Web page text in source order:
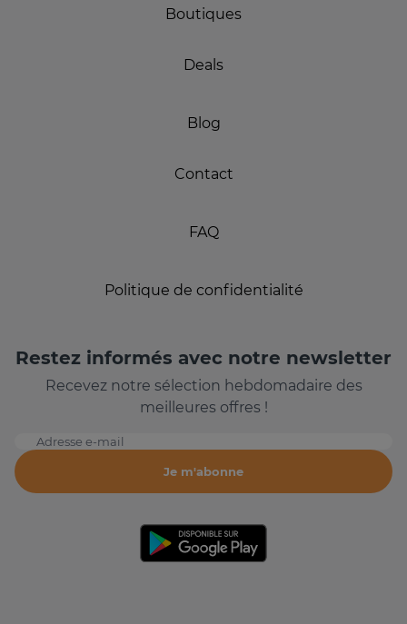
Boutiques
Deals
Blog
Contact
FAQ
Politique de confidentialité
Restez informés avec notre newsletter
Recevez notre sélection hebdomadaire des
meilleures offres !
Adresse e-mail
Je m'abonne